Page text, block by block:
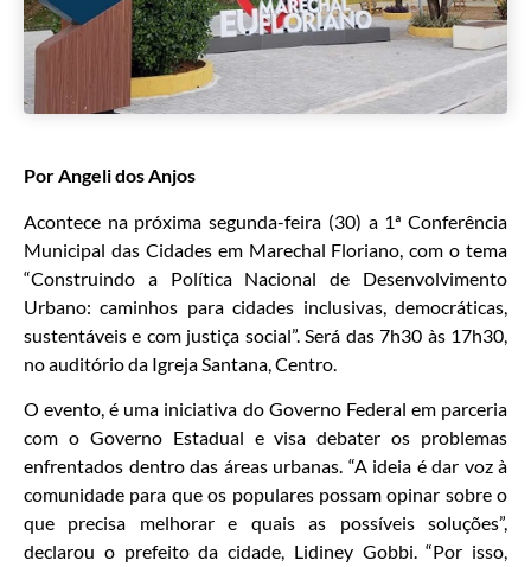
Por Angeli dos Anjos
Acontece na próxima segunda-feira (30) a 1ª Conferência
Municipal das Cidades em Marechal Floriano, com o tema
“Construindo a Política Nacional de Desenvolvimento
Urbano: caminhos para cidades inclusivas, democráticas,
sustentáveis e com justiça social”. Será das 7h30 às 17h30,
no auditório da Igreja Santana, Centro.
O evento, é uma iniciativa do Governo Federal em parceria
com o Governo Estadual e visa debater os problemas
enfrentados dentro das áreas urbanas. “A ideia é dar voz à
comunidade para que os populares possam opinar sobre o
que precisa melhorar e quais as possíveis soluções”,
declarou o prefeito da cidade, Lidiney Gobbi. “Por isso,